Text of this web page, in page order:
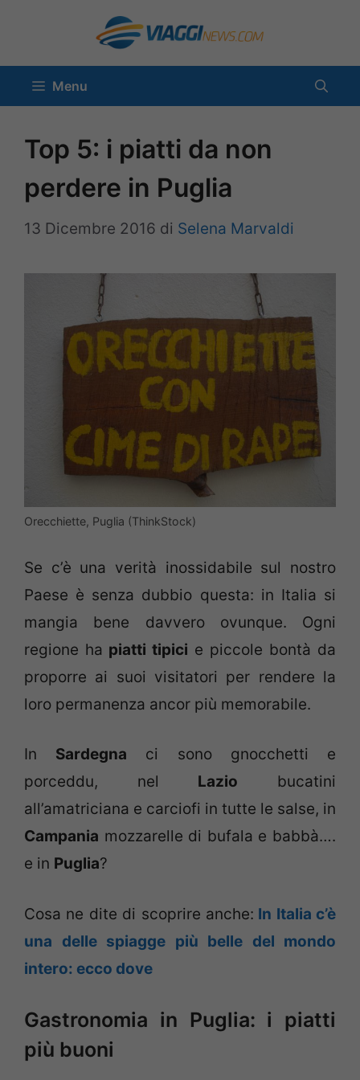
contenuto
Menu
Top 5: i piatti da non
perdere in Puglia
13 Dicembre 2016 di Selena Marvaldi
Orecchiette, Puglia (ThinkStock)
Se c’è una verità inossidabile sul nostro
Paese è senza dubbio questa: in Italia si
mangia bene davvero ovunque. Ogni
regione ha piatti tipici e piccole bontà da
proporre ai suoi visitatori per rendere la
loro permanenza ancor più memorabile.
In Sardegna ci sono gnocchetti e
porceddu, nel Lazio bucatini
all’amatriciana e carciofi in tutte le salse, in
Campania mozzarelle di bufala e babbà….
e in Puglia?
Cosa ne dite di scoprire anche: In Italia c’è
una delle spiagge più belle del mondo
intero: ecco dove
Gastronomia in Puglia: i piatti
più buoni